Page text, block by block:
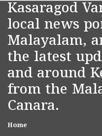
Kasaragod
local news
Malayalam,
the latest
and around
from the
Canara.
Home